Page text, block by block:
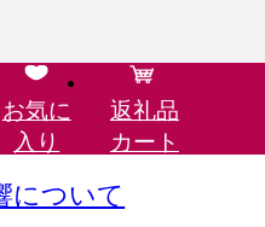
お気に
入り
返礼品
カート
について